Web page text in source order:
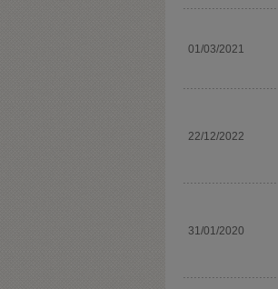
01/03/2021
22/12/2022
31/01/2020